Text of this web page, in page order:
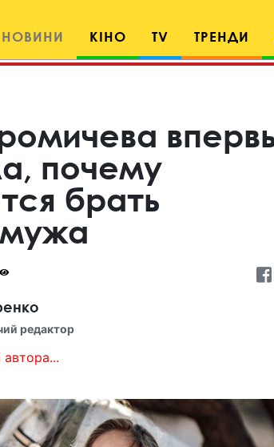
НОВИНИ КІНО TV ТРЕНДИ
почему
брать
редактор
автора...